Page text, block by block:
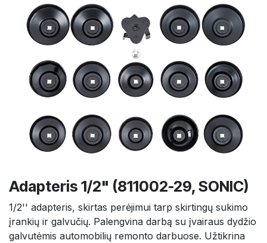
Adapteris 1/2" (811002-29, SONIC)
1/2'' adapteris, skirtas perėjimui tarp skirtingų sukimo
įrankių ir galvučių. Palengvina darbą su įvairaus dydžio
galvutėmis automobilių remonto darbuose. Užtikrina